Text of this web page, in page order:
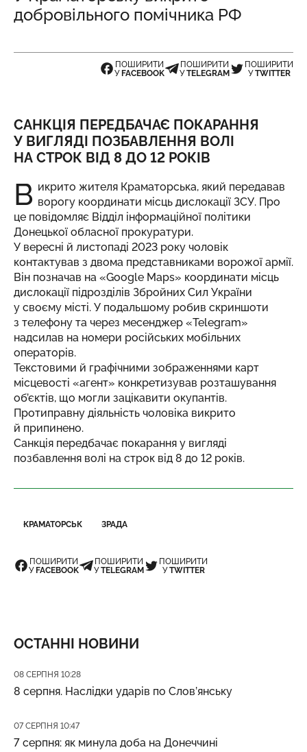
добровільного помічника РФ
ПОШИРИТИ
У FACEBOOK
ПОШИРИТИ
УTELEGRAM
ПОШИРИТИ
УTWITTER
САНКЦІЯ ПЕРЕДБАЧАЄ ПОКАРАННЯ
У ВИГЛЯДІ ПОЗБАВЛЕННЯ ВОЛІ
НА СТРОК ВІД 8 ДО 12 РОКІВ
В икрито жителя Краматорська, який передавав
ворогу координати місць дислокації ЗСУ. Про
це повідомляє Відділ інформаційної політики
Донецької обласної прокуратури.
У вересні й листопаді 2023 року чоловік
контактував з двома представниками ворожої армії.
Він позначав на «Google Maps» координати місць
дислокації підрозділів Збройних Сил України
у своєму місті. У подальшому робив скриншоти
з телефону та через месенджер «Telegram»
надсилав на номери російських мобільних
операторів.
Текстовими й графічними зображеннями карт
місцевості «агент» конкретизував розташування
об’єктів, що могли зацікавити окупантів.
Протиправну діяльність чоловіка викрито
й припинено.
Санкція передбачає покарання у вигляді
позбавлення волі на строк від 8 до 12 років.
КРАМАТОРСЬК ЗРАДА
ПОШИРИТИ
У FACEBOOK
ПОШИРИТИ
УTELEGRAM
ПОШИРИТИ
УTWITTER
ОСТАННІ НОВИНИ
Дата публікації
08 СЕРПНЯ 10:28
8 серпня. Наслідки ударів по Слов’янську
Дата публікації
07 СЕРПНЯ 10:47
7 серпня: як минула доба на Донеччині